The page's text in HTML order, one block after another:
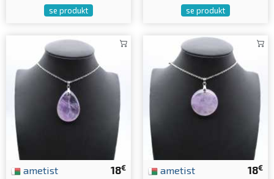
se produkt se produkt
18€
ametist 18€
ametist